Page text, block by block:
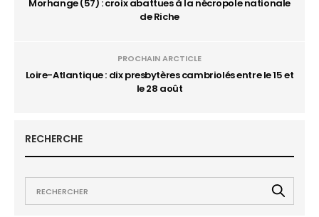
Morhange (57) : croix abattues à la nécropole nationale
de Riche
PROCHAIN ARCTICLE
Loire-Atlantique : dix presbytères cambriolés entre le 15 et
le 28 août
RECHERCHE